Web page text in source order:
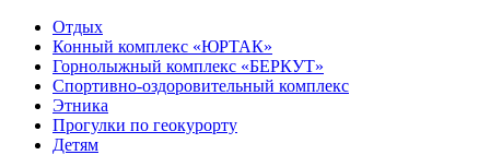
Отдых
Конный комплекс «ЮРТАК»
Горнолыжный комплекс «БЕРКУТ»
Спортивно-оздоровительный комплекс
Этника
Прогулки по геокурорту
Детям